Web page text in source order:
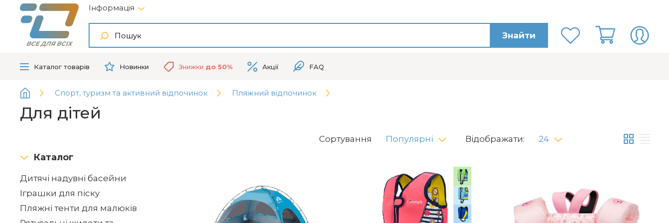
ВСЕ ДЛЯ ВСІХ
Інформація
Знайти
Каталог товарів Новинки Знижки до 50% Акції FAQ
Спорт, туризм та активний відпочинок Пляжний відпочинок
Для дітей
Каталог
Дитячі надувні басейни
Іграшки для піску
Пляжні тенти для малюків
Сортування Популярні Відображати: 24